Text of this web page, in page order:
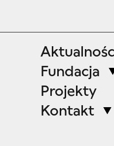
Fundacja
Projekty
Kontakt